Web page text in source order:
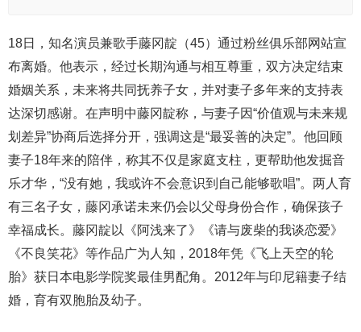
18日，知名演员兼歌手藤冈靛（45）通过粉丝俱乐部网站宣
布离婚。他表示，经过长期沟通与相互尊重，双方决定结束
婚姻关系，未来将共同抚养子女，并对妻子多年来的支持表
达深切感谢。在声明中藤冈靛称，与妻子因“价值观与未来规
划差异”协商后选择分开，强调这是“最妥善的决定”。他回顾
妻子18年来的陪伴，称其不仅是家庭支柱，更帮助他发掘音
乐才华，“没有她，我或许不会意识到自己能够歌唱”。两人育
有三名子女，藤冈承诺未来仍会以父母身份合作，确保孩子
幸福成长。藤冈靛以《阿浅来了》《请与废柴的我谈恋爱》
《不良笑花》等作品广为人知，2018年凭《飞上天空的轮
胎》获日本电影学院奖最佳男配角。2012年与印尼籍妻子结
婚，育有双胞胎及幼子。